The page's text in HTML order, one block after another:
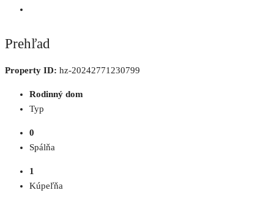
Prehľad
Property ID: hz-20242771230799
Rodinný dom
Typ
0
Spálňa
1
Kúpeľňa